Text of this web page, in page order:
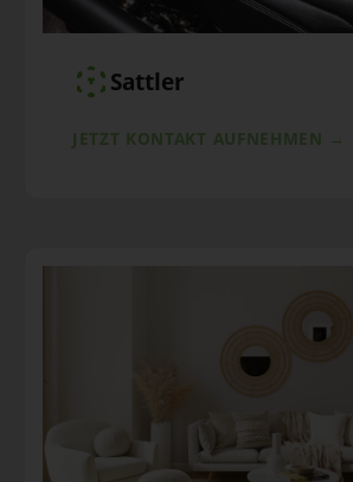
Sattler
JETZT KONTAKT AUFNEHMEN →